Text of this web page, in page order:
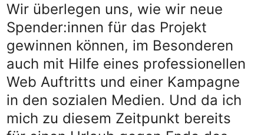
Wir überlegen uns, wie wir neue
Spender:innen für das Projekt
gewinnen können, im Besonderen
auch mit Hilfe eines professionellen
Web Auftritts und einer Kampagne
in den sozialen Medien. Und da ich
mich zu diesem Zeitpunkt bereits